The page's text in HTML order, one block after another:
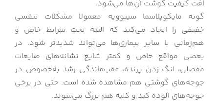
افت کیفیت گوشت آن‌ها می‌شود.
گونه مایکوپلاسما سینوویه معمولا مشکلات تنفسی
خفیفی را ایجاد می‌کند که البته تحت شرایط خاص و
هم‌زمانی با سایر بیماری‌ها می‌تواند شدیدتر شود. در
بعضی مواقع خاص و کمتر شایع نشانه‌های ضایعات
مفصلی، لنگ زدن پرنده، عقب‌ماندگی رشد به‌خصوص در
جوجه‌های گوشتی هم مشاهده شده است. حتی در برخی
جوجه‌های آلوده کبد و کلیه هم بزرگ می‌شوند.